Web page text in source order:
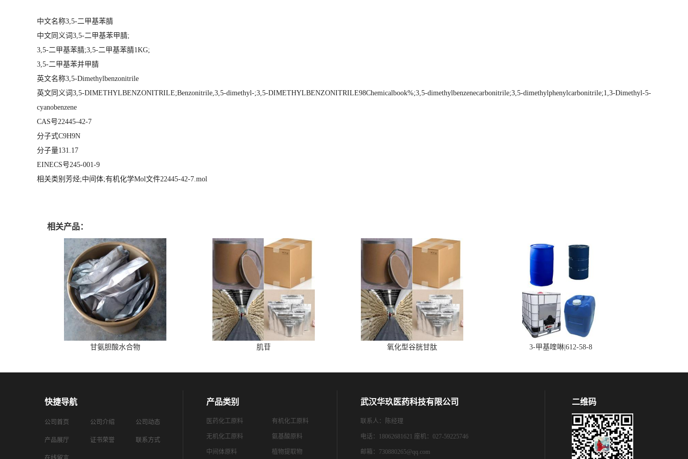
中文名称3,5-二甲基苯腈
中文同义词3,5-二甲基苯甲腈;
3,5-二甲基苯腈;3,5-二甲基苯腈1KG;
3,5-二甲基苯并甲腈
英文名称3,5-Dimethylbenzonitrile
英文同义词3,5-DIMETHYLBENZONITRILE;Benzonitrile,3,5-dimethyl-;3,5-DIMETHYLBENZONITRILE98Chemicalbook%;3,5-dimethylbenzenecarbonitrile;3,5-dimethylphenylcarbonitrile;1,3-Dimethyl-5-
cyanobenzene
CAS号22445-42-7
分子式C9H9N
分子量131.17
EINECS号245-001-9
相关类别芳烃;中间体;有机化学Mol文件22445-42-7.mol
相关产品：
甘氨胆酸水合物 肌苷 氧化型谷胱甘肽 3-甲基喹啉|612-58-8
快捷导航
公司首页 公司介绍 公司动态
产品展厅 证书荣誉 联系方式
产品类别
医药化工原料 有机化工原料
无机化工原料 氨基酸原料
中间体原料 植物提取物
武汉华玖医药科技有限公司
联系人：陈经理
电话：18062681621 座机：027-59225746
邮箱： 730880265@qq.com
二维码